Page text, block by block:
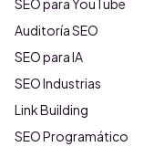
SEO para YouTube
Auditoría SEO
SEO para IA
SEO Industrias
Link Building
SEO Programático